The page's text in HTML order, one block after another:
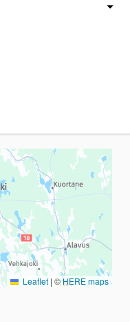
joka esittää tämän
Leaflet | ©HERE maps